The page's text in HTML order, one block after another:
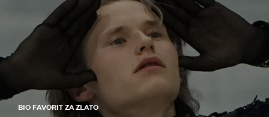
BIO FAVORIT ZA ZLATO